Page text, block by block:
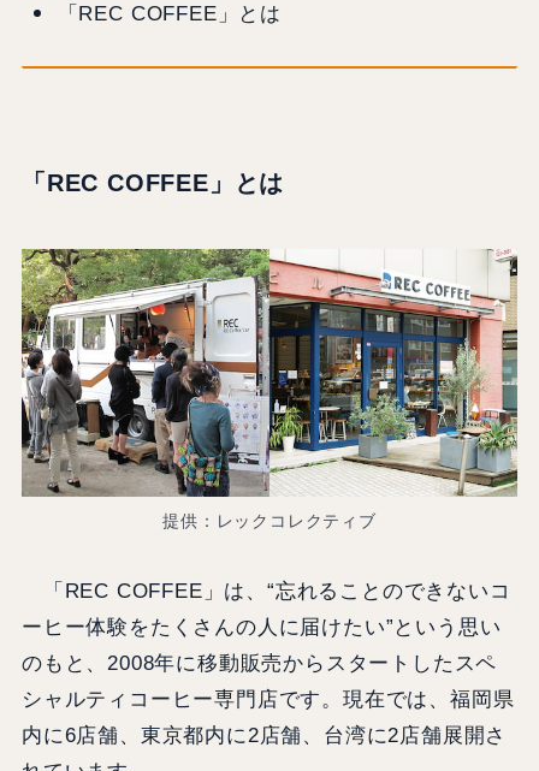
「REC COFFEE」とは
「REC COFFEE」とは
提供：レックコレクティブ
「REC COFFEE」は、“忘れることのできないコ
ーヒー体験をたくさんの人に届けたい”という思い
のもと、2008年に移動販売からスタートしたスペ
シャルティコーヒー専門店です。現在では、福岡県
内に6店舗、東京都内に2店舗、台湾に2店舗展開さ